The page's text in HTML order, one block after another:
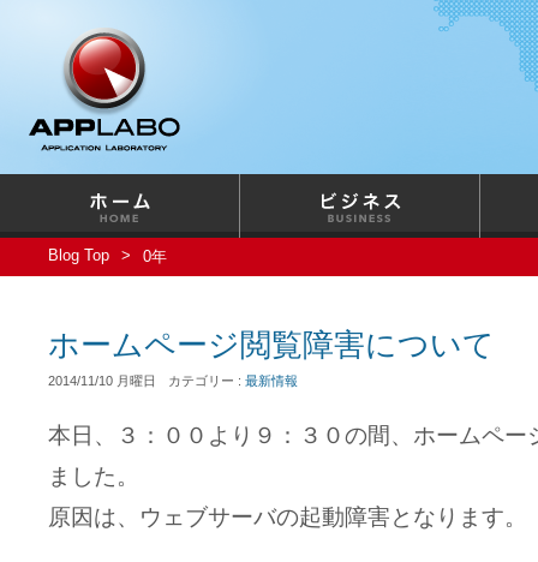
Blog Top 0年
ホームページ閲覧障害について
2014/11/10 月曜日 カテゴリー : 最新情報
本日、３：００より９：３０の間、ホームペー
ました。
原因は、ウェブサーバの起動障害となります。